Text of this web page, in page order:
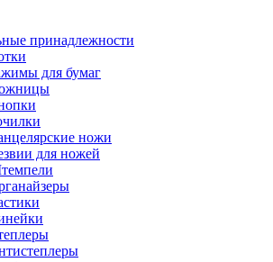
принадлежности
для бумаг
ножи
для ножей